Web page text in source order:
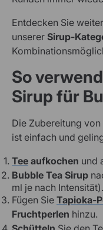
Entdecken Sie
unserer Sirup-
So
Sirup für
Die Zubereitung von
ist einfach und
Tee aufkochen und
Bubble Tea Sirup
ml je nach Intensität).
Fügen Sie Tapioka-
Fruchtperlen hinzu.